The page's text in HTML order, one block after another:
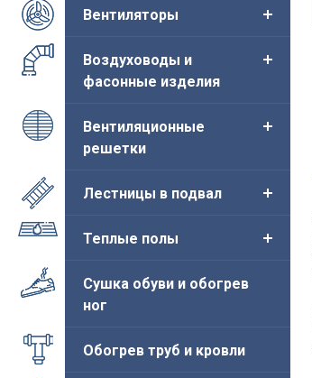
Вентиляторы
Воздуховоды и
фасонные изделия
Вентиляционные
решетки
Лестницы в подвал
Теплые полы
Сушка обуви и обогрев
ног
Обогрев труб и кровли